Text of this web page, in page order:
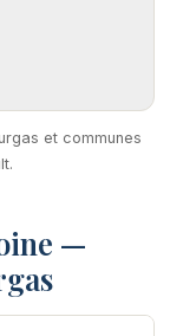
et communes
—